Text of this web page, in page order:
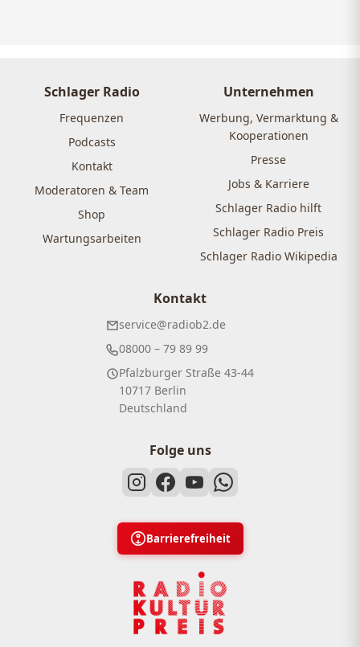
Schlager Radio
Frequenzen
Podcasts
Kontakt
Moderatoren & Team
Shop
Wartungsarbeiten
Unternehmen
Werbung, Vermarktung &
Kooperationen
Presse
Jobs & Karriere
Schlager Radio hilft
Schlager Radio Preis
Schlager Radio Wikipedia
Kontakt
service@radiob2.de
08000 – 79 89 99
Pfalzburger Straße 43-44
10717 Berlin
Deutschland
Folge uns
Barrierefreiheit